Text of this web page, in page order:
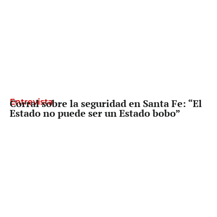
Entrevista
Corral sobre la seguridad en Santa Fe: “El
Estado no puede ser un Estado bobo”